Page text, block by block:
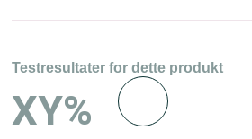
Testresultater for dette produkt
XY%